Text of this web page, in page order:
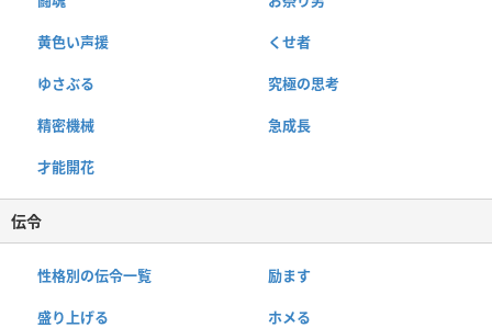
黄色い声援 くせ者
ゆさぶる 究極の思考
精密機械 急成長
才能開花
伝令
性格別の伝令一覧 励ます
盛り上げる ホメる